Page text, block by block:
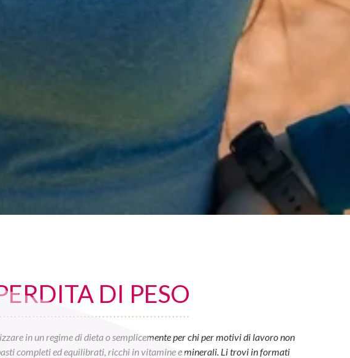
DI PESO
in un regime di dieta o semplicemente per chi per motivi di lavoro non
completi ed equilibrati, ricchi in vitamine e minerali. Li trovi in formati